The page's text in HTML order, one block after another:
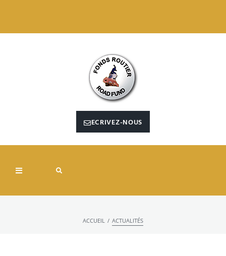
ECRIVEZ-NOUS
ACCUEIL / ACTUALITÉS